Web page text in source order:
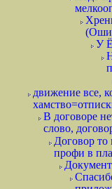
У
движение все,
В договоре
слово,
Договор то
профи в